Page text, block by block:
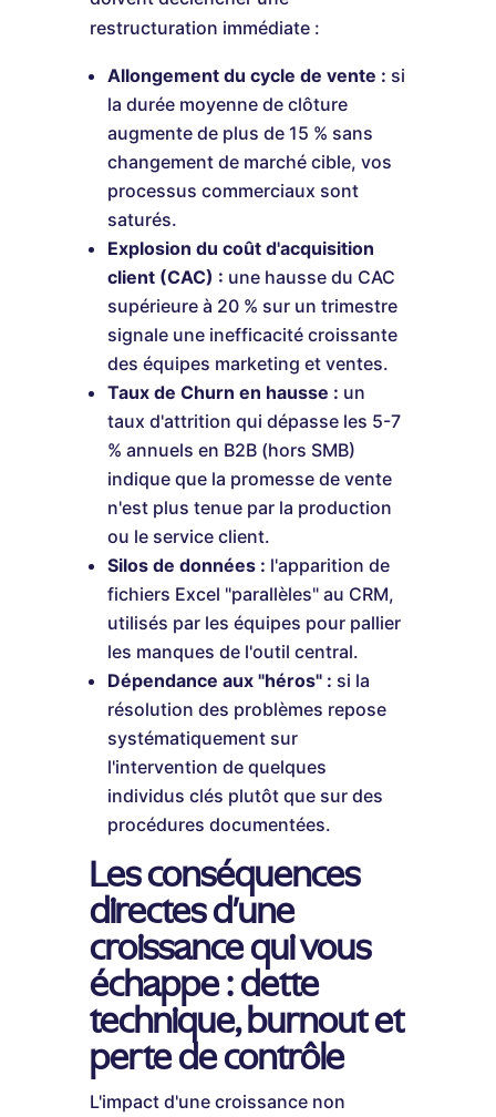
restructuration immédiate :
Allongement du cycle de vente : si
la durée moyenne de clôture
augmente de plus de 15 % sans
changement de marché cible, vos
processus commerciaux sont
saturés.
Explosion du coût d'acquisition
client (CAC) : une hausse du CAC
supérieure à 20 % sur un trimestre
signale une inefficacité croissante
des équipes marketing et ventes.
Taux de Churn en hausse : un
taux d'attrition qui dépasse les 5-7
% annuels en B2B (hors SMB)
indique que la promesse de vente
n'est plus tenue par la production
ou le service client.
Silos de données : l'apparition de
fichiers Excel "parallèles" au CRM,
utilisés par les équipes pour pallier
les manques de l'outil central.
Dépendance aux "héros" : si la
résolution des problèmes repose
systématiquement sur
l'intervention de quelques
individus clés plutôt que sur des
procédures documentées.
Les conséquences
directes d'une
croissance qui vous
échappe : dette
technique, burnout et
perte de contrôle
L'impact d'une croissance non